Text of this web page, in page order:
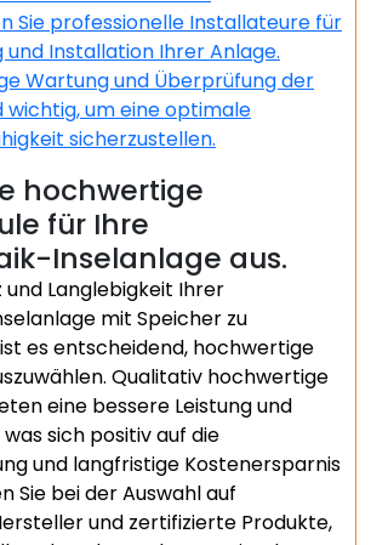
Sie professionelle Installateure für
und Installation Ihrer Anlage.
Wartung und Überprüfung der
wichtig, um eine optimale
sicherzustellen.
hochwertige
für Ihre
Inselanlage aus.
und Langlebigkeit Ihrer
mit Speicher zu
es entscheidend, hochwertige
Qualitativ hochwertige
eine bessere Leistung und
sich positiv auf die
und langfristige Kostenersparnis
Sie bei der Auswahl auf
und zertifizierte Produkte,